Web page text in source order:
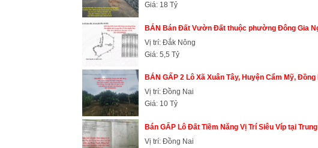
Giá: 18 Tỷ
BÁN Bán Đất Vườn Đất thuộc phường Đông Gia
Vị trí: Đắk Nông
Giá: 5,5 Tỷ
BÁN GẤP 2 Lô Xã Xuân Tây, Huyện Cẩm Mỹ,
Vị trí: Đồng Nai
Giá: 10 Tỷ
Bán GẤP Lô Đất Tiềm Năng Vị Trí Siêu Víp tại
Vị trí: Đồng Nai